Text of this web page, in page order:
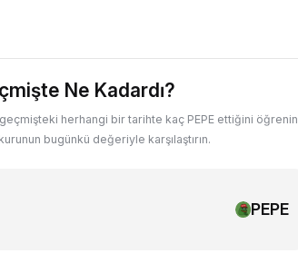
Ne Kadardı?
geçmişteki herhangi bir tarihte kaç PEPE ettiğini öğrenin
bugünkü değeriyle karşılaştırın.
PEPE